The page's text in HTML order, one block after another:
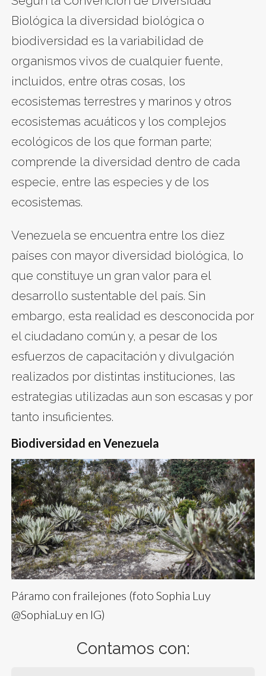
Biológica la diversidad biológica o
biodiversidad es la variabilidad de
organismos vivos de cualquier fuente,
incluidos, entre otras cosas, los
ecosistemas terrestres y marinos y otros
ecosistemas acuáticos y los complejos
ecológicos de los que forman parte;
comprende la diversidad dentro de cada
especie, entre las especies y de los
ecosistemas.
Venezuela se encuentra entre los diez
países con mayor diversidad biológica, lo
que constituye un gran valor para el
desarrollo sustentable del país. Sin
embargo, esta realidad es desconocida por
el ciudadano común y, a pesar de los
esfuerzos de capacitación y divulgación
realizados por distintas instituciones, las
estrategias utilizadas aun son escasas y por
tanto insuficientes.
Biodiversidad en Venezuela
Páramo con frailejones (foto Sophia Luy
@SophiaLuy en IG)
Contamos con: